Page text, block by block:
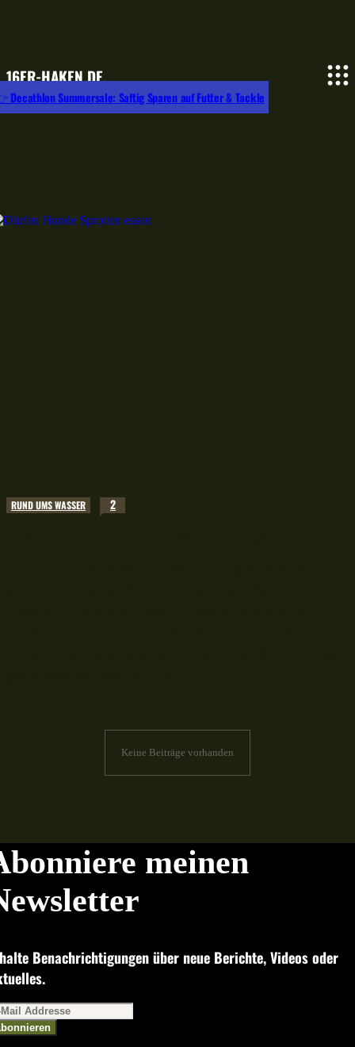
16ER-HAKEN.DE
Decathlon Summersale: Saftig Sparen auf Futter & Tackle
RUND UMS WASSER 2
Keine Beiträge vorhanden
meinen
Benachrichtigungen über neue Berichte, Videos oder